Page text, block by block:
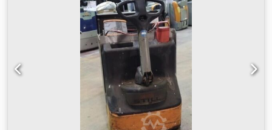
259 kg, 5083652 Dwedpfoymvkkjx Aavea
Numéro de série : F20165V00678